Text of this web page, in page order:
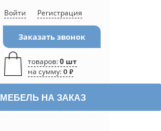
Войти Регистрация
Заказать звонок
товаров:0 шт
на сумму: 0 ₽
МЕБЕЛЬ НА ЗАКАЗ